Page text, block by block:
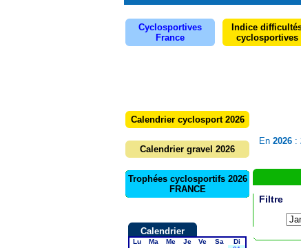
Cyclosportives
France
Indice
cyclosportives
Calendrier cyclosport 2026
Calendrier gravel 2026
Trophées cyclosportifs 2026
FRANCE
Calendrier
Lu Ma Me Je Ve Sa
Di
En 2026:
Filtre